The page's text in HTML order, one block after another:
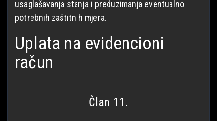
usaglašavanja stanja i preduzimanja eventualno
potrebnih zaštitnih mjera.
Uplata na evidencioni
račun
Član 11.